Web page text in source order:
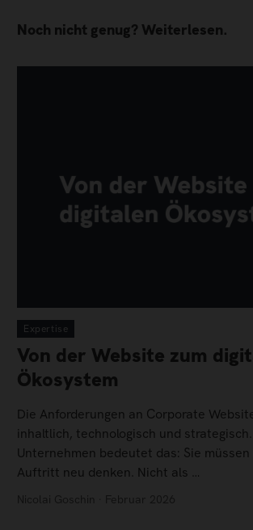
Noch nicht genug? Weiterlesen.
Expertise
Von der Website zum
Ökosystem
Die Anforderungen an Corporate
inhaltlich, technologisch und
Unternehmen bedeutet das: Sie
Auftritt neu denken. Nicht als …